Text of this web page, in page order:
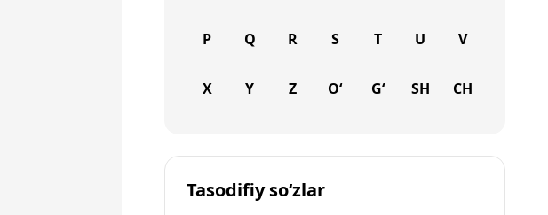
P Q R S T U V
X Y Z O‘ G‘ SH CH
Tasodifiy so‘zlar